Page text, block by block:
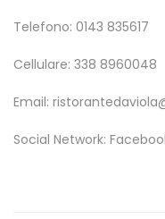
Telefono: 0143 835617
Cellulare: 338 8960048
Email:
Social Network: